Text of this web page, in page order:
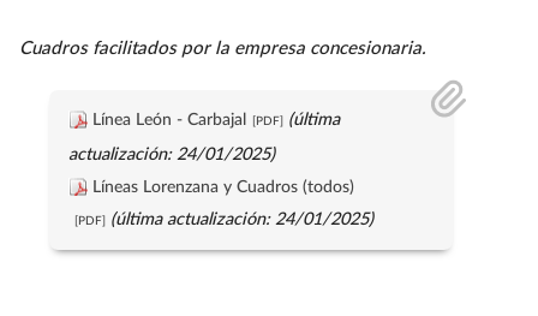
Cuadros facilitados por la empresa concesionaria.
Línea León - Carbajal
(última
actualización: 24/01/2025)
Líneas Lorenzana y Cuadros (todos)
(última actualización: 24/01/2025)